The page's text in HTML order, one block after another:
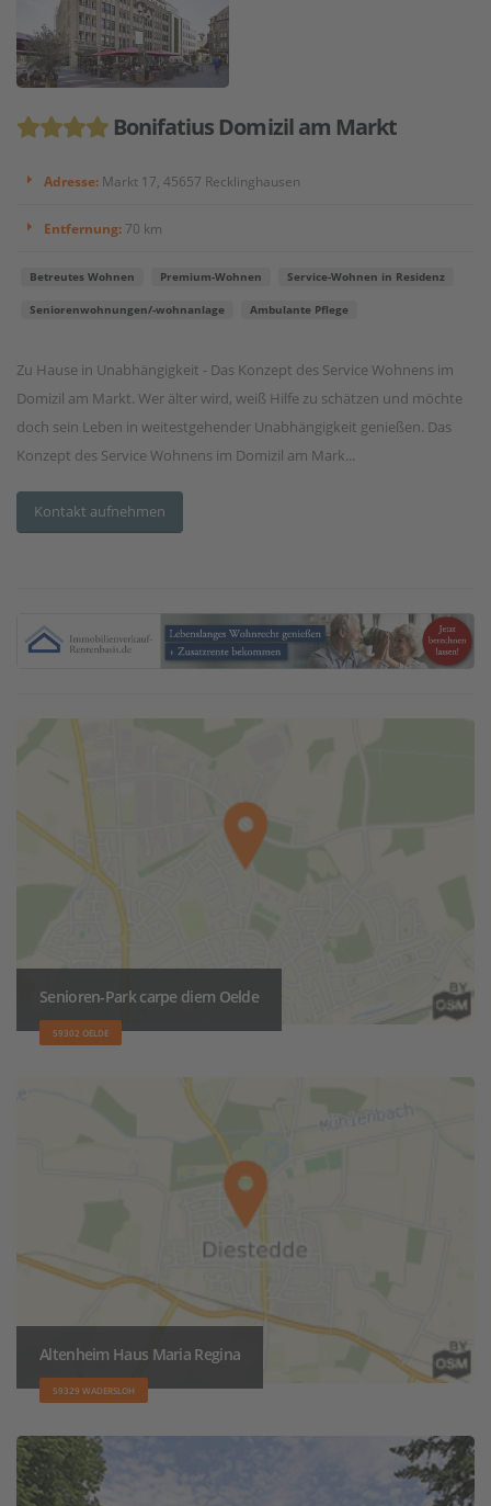
Bonifatius Domizil am Markt
Adresse: Markt 17, 45657 Recklinghausen
Entfernung: 70 km
Betreutes Wohnen Premium-Wohnen Service-Wohnen in Residenz
Seniorenwohnungen/-wohnanlage Ambulante Pflege
Zu Hause in Unabhängigkeit - Das Konzept des Service Wohnens im
Domizil am Markt. Wer älter wird, weiß Hilfe zu schätzen und möchte
doch sein Leben in weitestgehender Unabhängigkeit genießen. Das
Konzept des Service Wohnens im Domizil am Mark...
Kontakt aufnehmen
Senioren-Park carpe diem Oelde
59302 OELDE
Altenheim Haus Maria Regina
59329 WADERSLOH